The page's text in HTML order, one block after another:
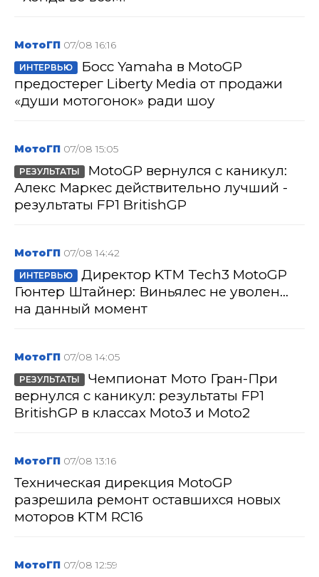
МотоГП 07/08 16:16
ИНТЕРВЬЮ
Босс Yamaha в MotoGP
предостерег Liberty Media от продажи
«души мотогонок» ради шоу
МотоГП 07/08 15:05
РЕЗУЛЬТАТЫ
MotoGP вернулся с каникул:
Алекс Маркес действительно лучший -
результаты FP1 BritishGP
МотоГП 07/08 14:42
ИНТЕРВЬЮ
Директор KTM Tech3 MotoGP
Гюнтер Штайнер: Виньялес не уволен...
на данный момент
МотоГП 07/08 14:05
РЕЗУЛЬТАТЫ
Чемпионат Мото Гран-При
вернулся с каникул: результаты FP1
BritishGP в классах Moto3 и Moto2
МотоГП 07/08 13:16
Техническая дирекция MotoGP
разрешила ремонт оставшихся новых
моторов KTM RC16
МотоГП 07/08 12:59